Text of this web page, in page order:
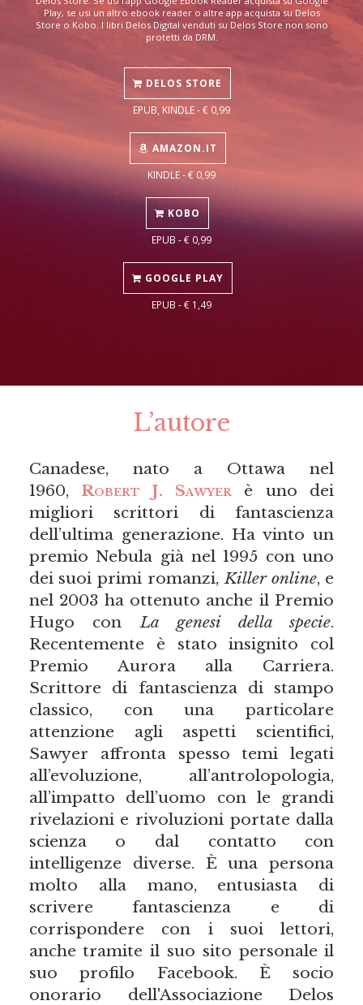
Play, se usi un altro ebook reader o altre app acquista su Delos
Store o Kobo. I libri Delos Digital venduti su Delos Store non sono
protetti da DRM.
DELOS STORE
EPUB, KINDLE - € 0,99
AMAZON.IT
KINDLE - € 0,99
KOBO
EPUB - € 0,99
GOOGLE PLAY
EPUB - € 1,49
L’autore
Canadese, nato a Ottawa nel
1960, Robert J. Sawyerè uno dei
migliori scrittori di fantascienza
dell’ultima generazione. Ha vinto un
premio Nebula già nel 1995 con uno
dei suoi primi romanzi,Killer online, e
nel 2003 ha ottenuto anche il Premio
Hugo conLa genesi della specie.
Recentemente è stato insignito col
Premio Aurora alla Carriera.
Scrittore di fantascienza di stampo
classico, con una particolare
attenzione agli aspetti scientifici,
Sawyer affronta spesso temi legati
all’evoluzione, all’antrolopologia,
all’impatto dell’uomo con le grandi
rivelazioni e rivoluzioni portate dalla
scienza o dal contatto con
intelligenze diverse. È una persona
molto alla mano, entusiasta di
scrivere fantascienza e di
corrispondere con i suoi lettori,
anche tramite il suo sito personale il
suo profilo Facebook. È socio
onorario dell'Associazione Delos